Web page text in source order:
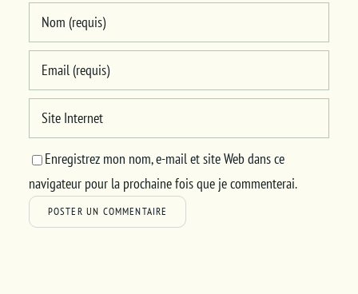
Enregistrez mon nom, e-mail et site Web dans ce
navigateur pour la prochaine fois que je commenterai.